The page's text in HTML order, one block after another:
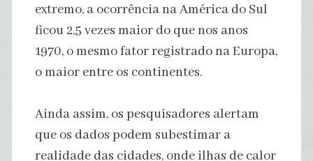
extremo, a ocorrência na América do Sul
ficou 2,5 vezes maior do que nos anos
1970, o mesmo fator registrado na Europa,
o maior entre os continentes.
Ainda assim, os pesquisadores alertam
que os dados podem subestimar a
realidade das cidades, onde ilhas de calor